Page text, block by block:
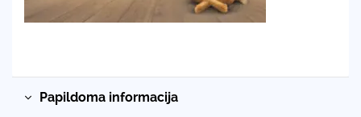
Papildoma informacija